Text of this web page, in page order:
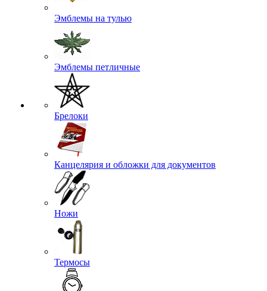
Эмблемы на тулью
Эмблемы петличные
Брелоки
Канцелярия и обложки для документов
Ножи
Термосы